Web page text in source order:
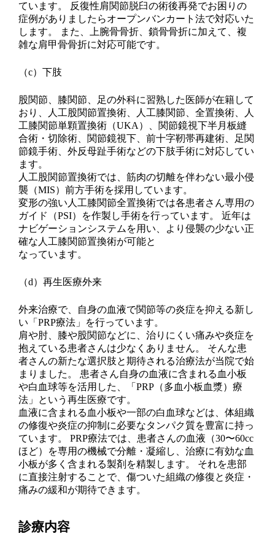
ています。 反復性肩関節脱臼の術後再発でお困りの
症例がありましたらオープンバンカート法で対応いた
します。 また、上腕骨骨折、鎖骨骨折に加えて、複
雑な肩甲骨骨折に対応可能です。
（c）下肢
股関節、膝関節、足の外科に習熟した医師が在籍して
おり、人工股関節置換術、人工膝関節、全置換術、人
工膝関節単顆置換術（UKA）、関節鏡視下半月板縫
合術・切除術、関節鏡視下、前十字靭帯再建術、足関
節鏡手術、外反母趾手術などの下肢手術に対応してい
ます。
人工股関節置換術では、筋肉の切離を伴わない最小侵
襲（MIS）前方手術を採用しています。
変形の強い人工膝関節全置換術では各患者さん専用の
ガイド（PSI）を作製し手術を行っています。 近年は
ナビゲーションシステムを用い、より侵襲の少ない正
確な人工膝関節置換術が可能と
なっています。
（d）再生医療外来
外来治療で、自身の血液で関節等の炎症を抑える新し
い「PRP療法」を行っています。
肩や肘、膝や股関節などに、治りにくい痛みや炎症を
抱えている患者さんは少なくありません。 そんな患
者さんの新たな選択肢と期待される治療法が当院で始
まりました。 患者さん自身の血液に含まれる血小板
や白血球等を活用した、「PRP（多血小板血漿）療
法」という再生医療です。
血液に含まれる血小板や一部の白血球などは、体組織
の修復や炎症の抑制に必要なタンパク質を豊富に持っ
ています。 PRP療法では、患者さんの血液（30〜60cc
ほど）を専用の機械で分離・凝縮し、治療に有効な血
小板が多く含まれる製剤を精製します。 それを患部
に直接注射することで、傷ついた組織の修復と炎症・
痛みの緩和が期待できます。
診療内容